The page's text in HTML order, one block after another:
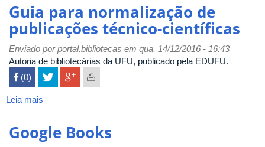
Guia para normalização de
publicações técnico-científicas
Enviado porportal.bibliotecas em qua, 14/12/2016 - 16:43
Autoria de bibliotecárias da UFU, publicado pela EDUFU.
 (0)
Leia mais
para
normalização
Google Books